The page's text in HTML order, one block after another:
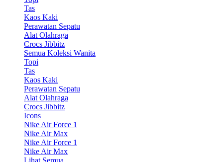
Tas
Kaos Kaki
Perawatan Sepatu
Alat Olahraga
Crocs Jibbitz
Semua Koleksi Wanita
Topi
Tas
Kaos Kaki
Perawatan Sepatu
Alat Olahraga
Crocs Jibbitz
Icons
Nike Air Force 1
Nike Air Max
Nike Air Force 1
Nike Air Max
Lihat Semua